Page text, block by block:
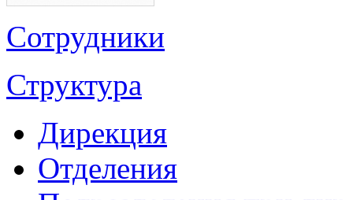
Сотрудники
Структура
Дирекция
Отделения